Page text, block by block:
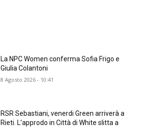
La NPC Women conferma Sofia Frigo e
Giulia Colantoni
8 Agosto 2026 - 10:41
RSR Sebastiani, venerdi Green arriverà a
Rieti. L’approdo in Città di White slitta a